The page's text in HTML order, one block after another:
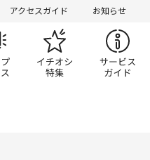
アクセスガイド お知らせ
一覧 ショップニュースイチオシ特集